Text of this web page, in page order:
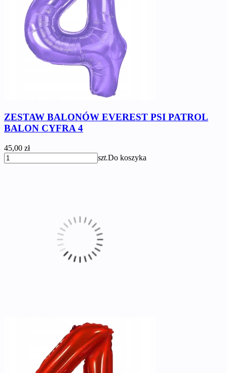
ZESTAW BALONÓW EVEREST PSI PATROL
BALON CYFRA 4
45,00 zł
szt.Do koszyka